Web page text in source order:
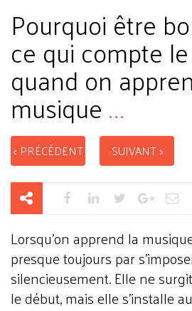
Pourquoi être
ce qui compte
quand on
musique...
< PRÉCÉDENT SUIVANT >
Lorsqu’on apprend la
presque toujours par
silencieusement. Elle ne
le début, mais elle s’installe